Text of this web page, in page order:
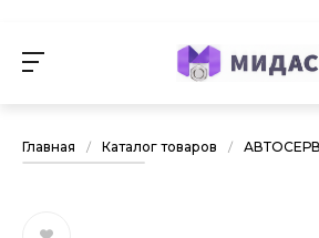
Главная / Каталог товаров /